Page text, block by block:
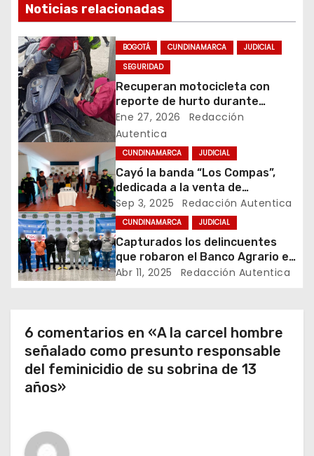
e
g
a
c
i
ó
n
d
e
e
t
r
a
a
Noticias relacionadas
BOGOTÁ CUNDINAMARCA
JUDICIAL
SEGURIDAD
Recuperan motocicleta con
reporte de hurto durante
operativo de seguridad en
Rafael Uribe Uribe
Ene 27, 2026
Redacción
Autentica
CUNDINAMARCA JUDICIAL
Cayó la banda “Los Compas”,
dedicada a la venta de
estupefacientes a domicilio en
Anapoima
Sep 3, 2025 Redacción Autentica
CUNDINAMARCA JUDICIAL
Capturados los delincuentes
que robaron el Banco Agrario en
El Colegio, Cundinamarca
Abr 11, 2025 Redacción Autentica
6 comentarios en «A la carcel hombre
señalado como presunto responsable
del feminicidio de su sobrina de 13
años»